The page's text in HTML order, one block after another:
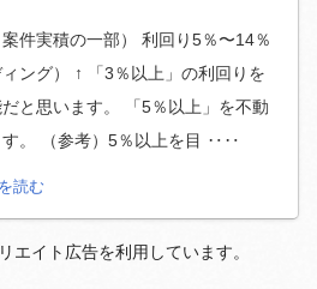
案件実積の一部） 利回り5％〜14％
ング） ↑ 「3％以上」の利回りを
と思います。 「5％以上」を不動
す。 （参考）5％以上を目 ‥‥
読む
エイト広告を利用しています。